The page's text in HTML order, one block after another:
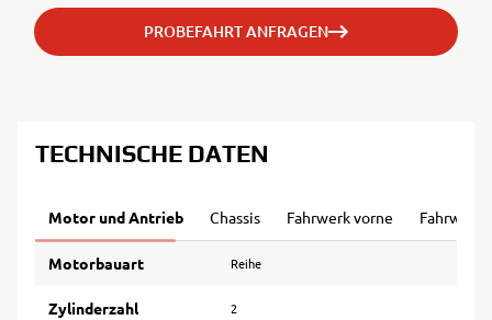
PROBEFAHRT ANFRAGEN
TECHNISCHE DATEN
Motor und Antrieb Chassis Fahrwerk vorne Fahrwerk
Motorbauart Reihe
Zylinderzahl 2